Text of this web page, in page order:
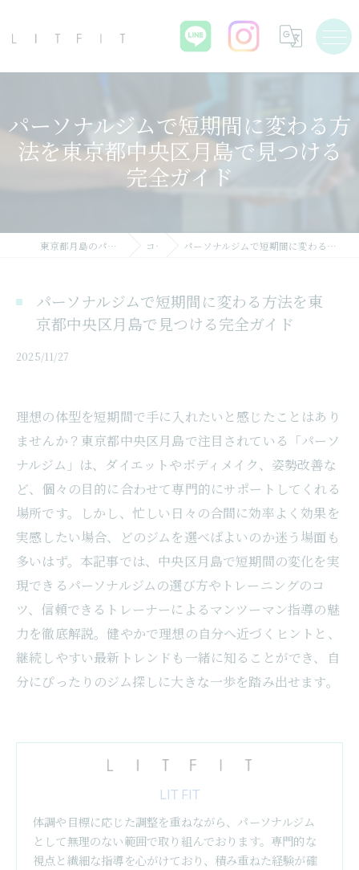
パーソナルジムで短期間に変わる方
法を東京都中央区月島で見つける
完全ガイド
東京都月島のパーソナルジムならLIT FIT コラム パーソナルジムで短期間に変わる方法を東京都中央区月島で見つける完全ガイド
パーソナルジムで短期間に変わる方法を東
京都中央区月島で見つける完全ガイド
2025/11/27
理想の体型を短期間で手に入れたいと感じたことはあり
ませんか？東京都中央区月島で注目されている「パーソ
ナルジム」は、ダイエットやボディメイク、姿勢改善な
ど、個々の目的に合わせて専門的にサポートしてくれる
場所です。しかし、忙しい日々の合間に効率よく効果を
実感したい場合、どのジムを選べばよいのか迷う場面も
多いはず。本記事では、中央区月島で短期間の変化を実
現できるパーソナルジムの選び方やトレーニングのコ
ツ、信頼できるトレーナーによるマンツーマン指導の魅
力を徹底解説。健やかで理想の自分へ近づくヒントと、
継続しやすい最新トレンドも一緒に知ることができ、自
分にぴったりのジム探しに大きな一歩を踏み出せます。
LIT FIT
体調や目標に応じた調整を重ねながら、パーソナルジム
として無理のない範囲で取り組んでおります。専門的な
視点と繊細な指導を心がけており、積み重ねた経験が確